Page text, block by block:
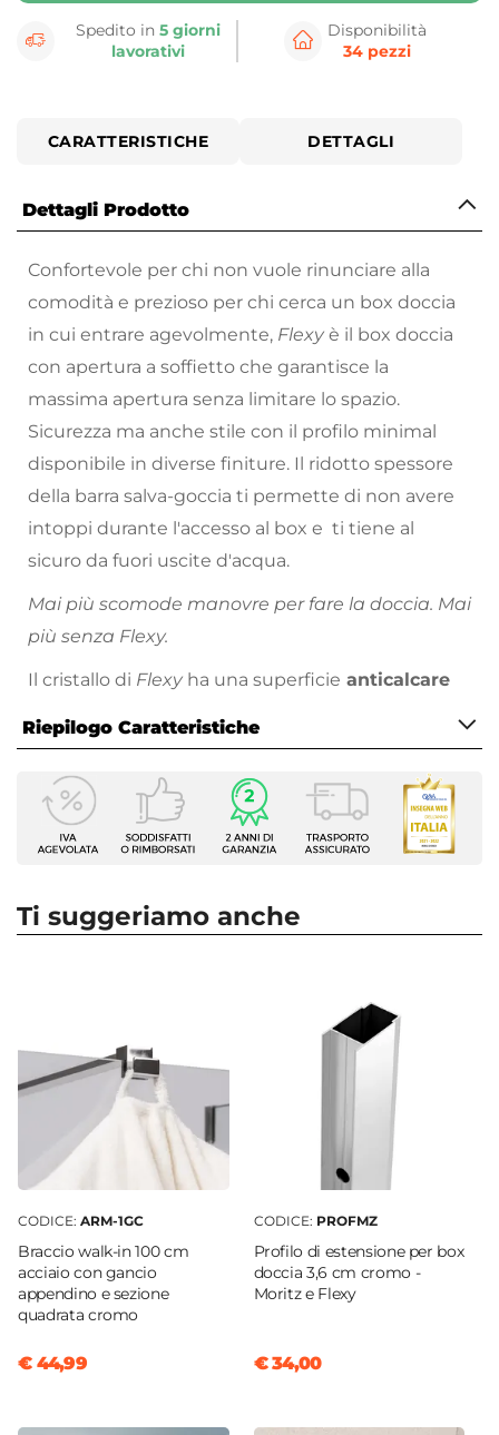
Spedito in5 giorni
lavorativi
Disponibilità
34 pezzi
CARATTERISTICHE DETTAGLI
Dettagli Prodotto
Confortevole per chi non vuole rinunciare alla
comodità e prezioso per chi cerca un box doccia
in cui entrare agevolmente, Flexy è il box doccia
con apertura a soffietto che garantisce la
massima apertura senza limitare lo spazio.
Sicurezza ma anche stile con il profilo minimal
disponibile in diverse finiture. Il ridotto spessore
della barra salva-goccia ti permette di non avere
intoppi durante l'accesso al box e ti tiene al
sicuro da fuori uscite d'acqua.
Mai più scomode manovre per fare la doccia. Mai
più senza Flexy.
Il cristallo di Flexy ha una superficie anticalcare
Riepilogo Caratteristiche
Caratteristiche
Serie
Flexy
Apertura
Reversibile
Sì - (80 x 75 cm)
Regolabile
Larghezza Da - A
80 cm |78 cm
Estensibile
Tramite profilo "Flexy" - € 34
Larghezza Massima
Ti suggeriamo anche
CODICE: ARM-1GC
Braccio walk-in 100 cm
acciaio con gancio
appendino e sezione
quadrata cromo
€ 44,99
CODICE: PROFMZ
Profilo di estensione per box
doccia 3,6 cm cromo -
Moritz e Flexy
€ 34,00